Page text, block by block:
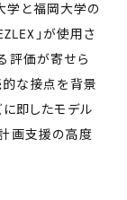
学と福岡大学の
」が使用さ
評価が寄せら
的な接点を背景
即したモデル
画支援の高度